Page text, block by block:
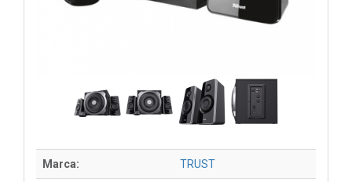
Marca: TRUST